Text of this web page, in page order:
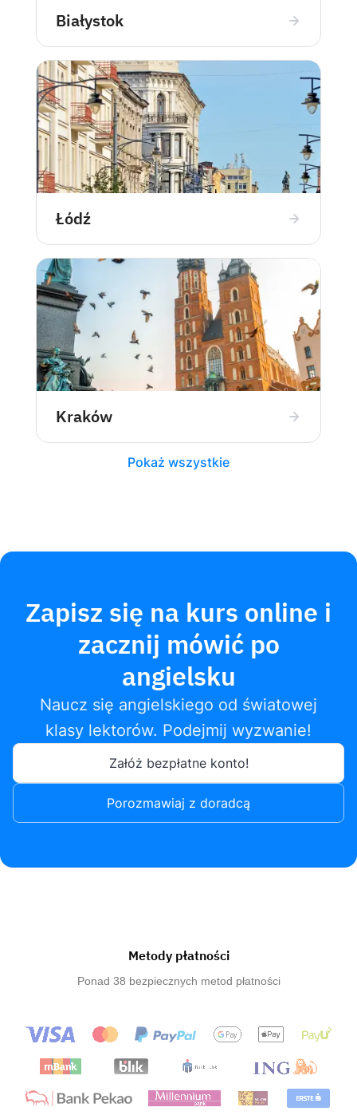
Białystok
Łódź
Kraków
Pokaż wszystkie
Zapisz się na kurs online i
zacznij mówić po
angielsku
Naucz się angielskiego od światowej
klasy lektorów. Podejmij wyzwanie!
Załóż bezpłatne konto!
Porozmawiaj z doradcą
Metody płatności
Ponad 38 bezpiecznych metod płatności